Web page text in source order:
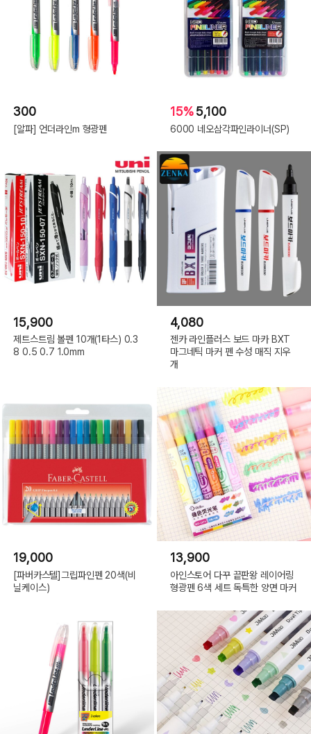
300
[알파] 언더라인m 형광펜
15%5,100
6000 네오삼각파인라이너(SP)
15,900
제트스트림 볼펜 10개(1타스) 0.3
8 0.5 0.7 1.0mm
4,080
젠카 라인플러스 보드 마카 BXT
마그네틱 마커 펜 수성 매직 지우
개
19,000
[파버카스텔]그립파인펜 20색(비
닐케이스)
13,900
아인스토어 다꾸 끝판왕 레이어링
형광펜 6색 세트 독특한 양면 마커